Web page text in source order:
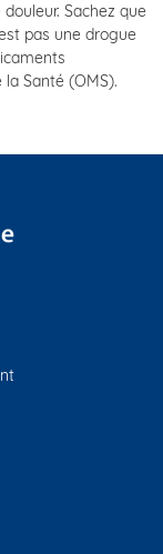
Sachez que
pas une drogue
Santé (OMS).